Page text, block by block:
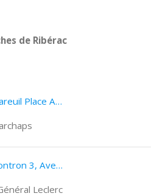
de Ribérac
Banque Tarneaud Mareuil Place André Marchaps
Banque Tarneaud Nontron 3, Avenue Du Général Leclerc
Leclerc